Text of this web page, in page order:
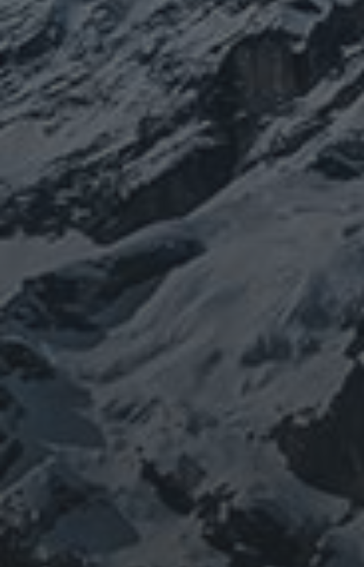
(サイエンス)
経済 経絡経穴 菊名行者 被災地 身
体は宇宙
陰陽五行論 雑記 龍神
タグ
COVID-19featured nCoVSARS-
coV-2ウクライナ エネルギー代謝 コロナウ
イルス
チェルノブイリ
クチン
修行 修験道 健康
宙 寒行 山と法螺貝 山伏 山岳信仰
コロナウイルス
東洋医学
螺貝 珍型コロナ 福島 自然
選挙 龍神
PROFIEL